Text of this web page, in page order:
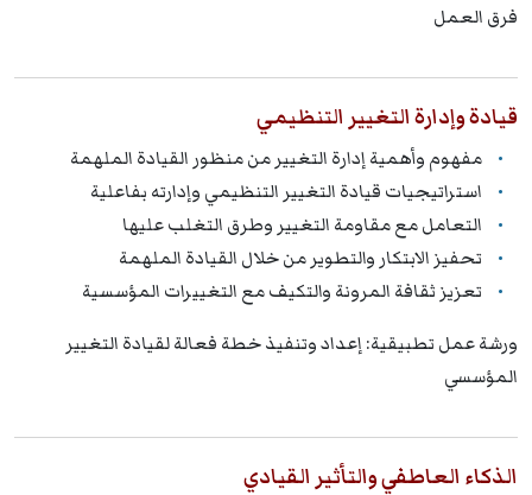
فرق العمل
قيادة وإدارة التغيير التنظيمي
مفهوم وأهمية إدارة التغيير من منظور القيادة الملهمة
استراتيجيات قيادة التغيير التنظيمي وإدارته بفاعلية
التعامل مع مقاومة التغيير وطرق التغلب عليها
تحفيز الابتكار والتطوير من خلال القيادة الملهمة
تعزيز ثقافة المرونة والتكيف مع التغييرات المؤسسية
ورشة عمل تطبيقية: إعداد وتنفيذ خطة فعالة لقيادة التغيير
المؤسسي
الذكاء العاطفي والتأثير القيادي